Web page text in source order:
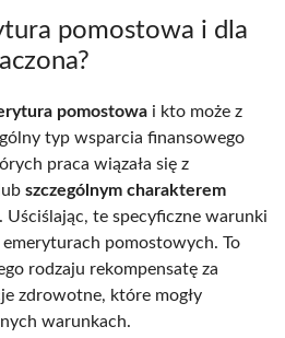
pomostowa i dla
pomostowa i kto może z
typ wsparcia finansowego
praca wiązała się z
lub szczególnym charakterem
. Uściślając, te specyficzne warunki
pomostowych. To
rodzaju rekompensatę za
zdrowotne, które mogły
warunkach.